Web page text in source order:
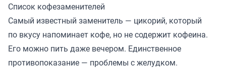
Список кофезаменителей
Самый известный заменитель — цикорий, который
по вкусу напоминает кофе, но не содержит кофеина.
Его можно пить даже вечером. Единственное
противопоказание — проблемы с желудком.